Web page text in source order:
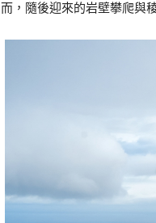
而，隨後迎來的岩壁攀爬與